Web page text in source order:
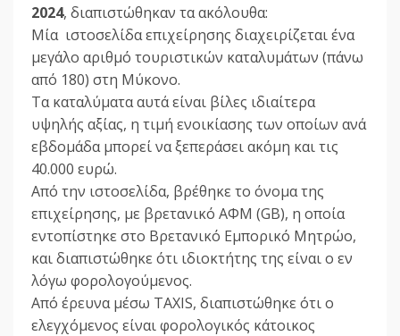
2024, διαπιστώθηκαν τα ακόλουθα:
Μία ιστοσελίδα επιχείρησης διαχειρίζεται ένα
μεγάλο αριθμό τουριστικών καταλυμάτων (πάνω
από 180) στη Μύκονο.
Τα καταλύματα αυτά είναι βίλες ιδιαίτερα
υψηλής αξίας, η τιμή ενοικίασης των οποίων ανά
εβδομάδα μπορεί να ξεπεράσει ακόμη και τις
40.000 ευρώ.
Από την ιστοσελίδα, βρέθηκε το όνομα της
επιχείρησης, με βρετανικό ΑΦΜ (GB), η οποία
εντοπίστηκε στο Βρετανικό Εμπορικό Μητρώο,
και διαπιστώθηκε ότι ιδιοκτήτης της είναι ο εν
λόγω φορολογούμενος.
Από έρευνα μέσω TAXIS, διαπιστώθηκε ότι ο
ελεγχόμενος είναι φορολογικός κάτοικος